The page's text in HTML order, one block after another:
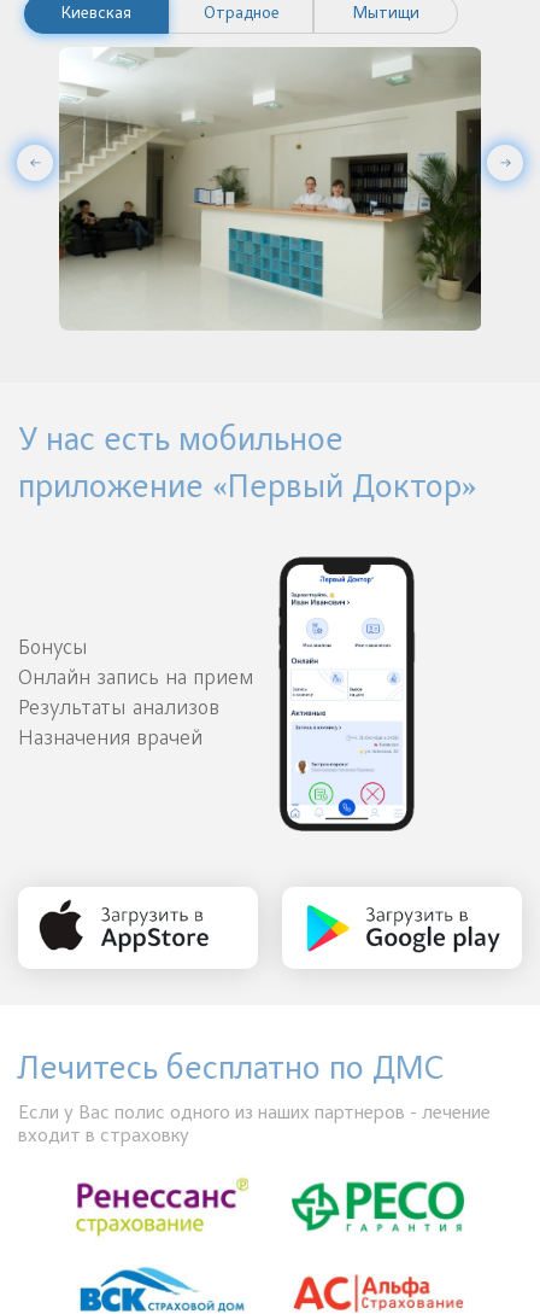
Киевская Отрадное Мытищи
У нас есть мобильное
приложение «Первый Доктор»
Бонусы
Онлайн запись на прием
Результаты анализов
Назначения врачей
Лечитесь бесплатно по ДМС
Если у Вас полис одного из наших партнеров - лечение
входит в страховку